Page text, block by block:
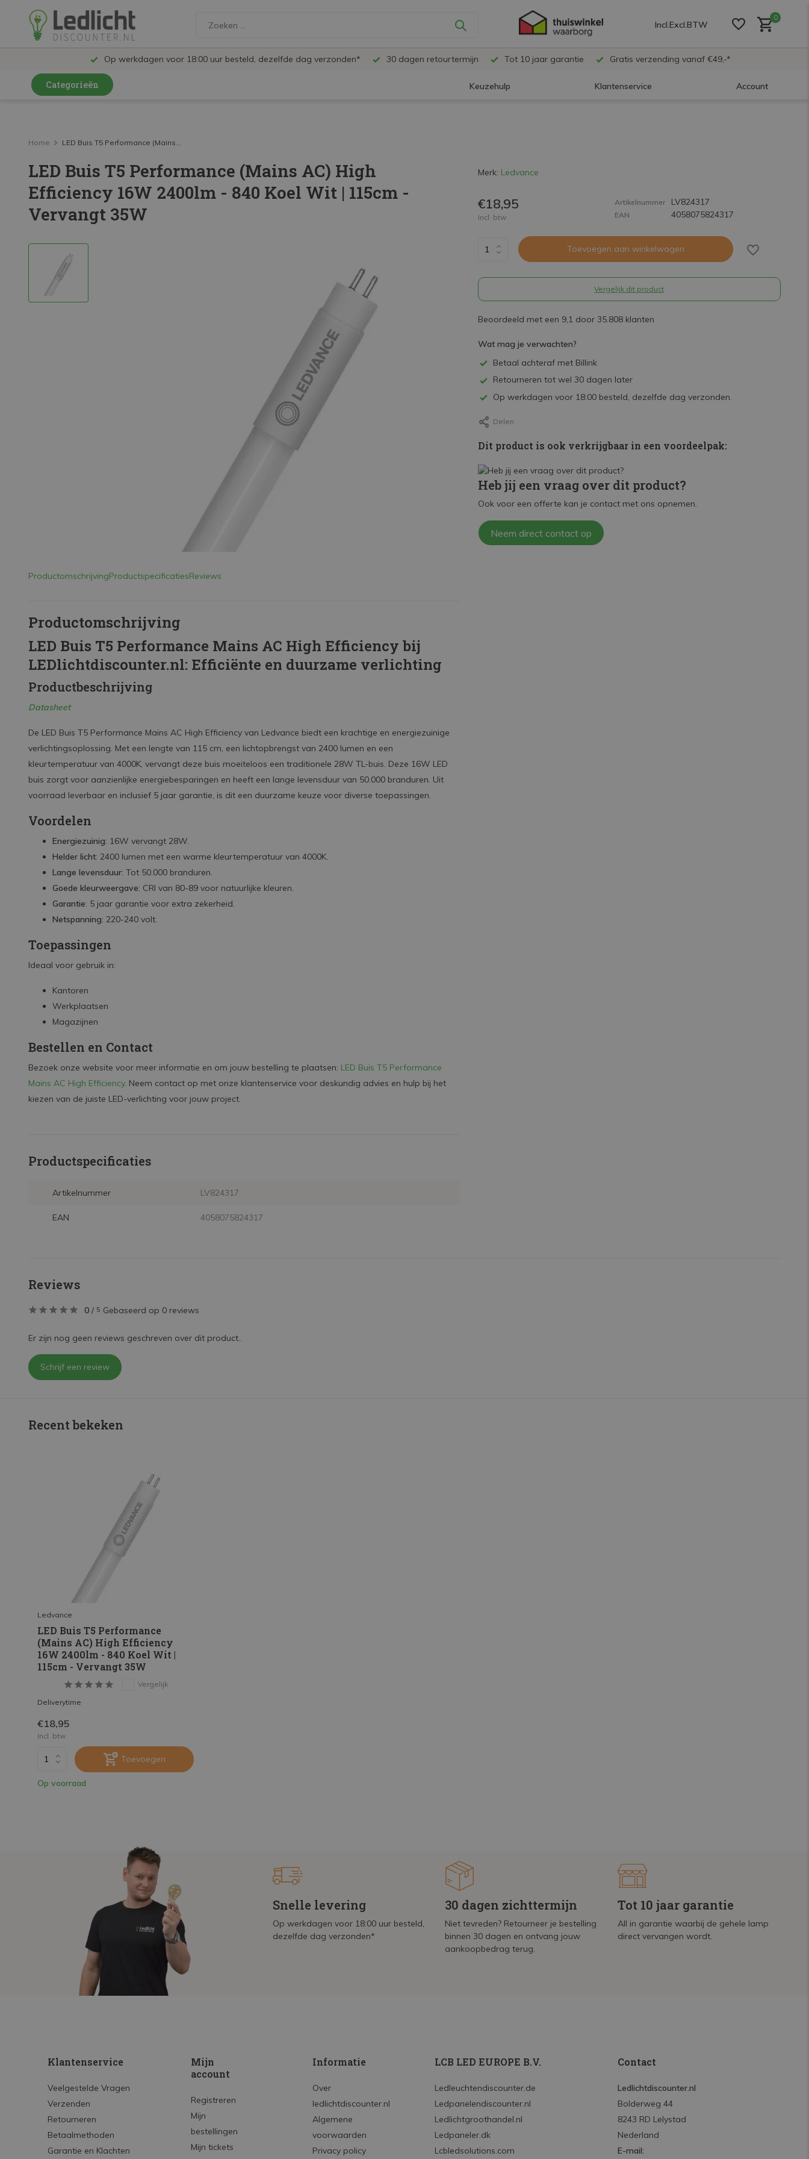
Incl.Excl.BTW
0
Op werkdagen voor 18:00 uur besteld, dezelfde dag verzonden* 30 dagen retourtermijn Tot 10 jaar garantie Gratis verzending vanaf €49,-*
Categorieën Keuzehulp Klantenservice Account
LED Railspots
LED Panelen
LED TL
LED Plafondlampen en Wandlampen
LED High Bay lampen
LED Strips
Home LED Buis T5 Performance (Mains...
LED Buis T5 Performance (Mains AC) High
Efficiency 16W 2400lm - 840 Koel Wit | 115cm -
Vervangt 35W
ProductomschrijvingProductspecificatiesReviews
Productomschrijving
LED Buis T5 Performance Mains AC High Efficiency bij
LEDlichtdiscounter.nl: Efficiënte en duurzame verlichting
Productbeschrijving
Datasheet
De LED Buis T5 Performance Mains AC High Efficiency van Ledvance biedt een krachtige en energiezuinige
verlichtingsoplossing. Met een lengte van 115 cm, een lichtopbrengst van 2400 lumen en een
kleurtemperatuur van 4000K, vervangt deze buis moeiteloos een traditionele 28W TL-buis. Deze 16W LED
buis zorgt voor aanzienlijke energiebesparingen en heeft een lange levensduur van 50.000 branduren. Uit
voorraad leverbaar en inclusief 5 jaar garantie, is dit een duurzame keuze voor diverse toepassingen.
Voordelen
Energiezuinig: 16W vervangt 28W.
Helder licht: 2400 lumen met een warme kleurtemperatuur van 4000K.
Lange levensduur: Tot 50.000 branduren.
Goede kleurweergave: CRI van 80-89 voor natuurlijke kleuren.
Garantie: 5 jaar garantie voor extra zekerheid.
Netspanning: 220-240 volt.
Toepassingen
Ideaal voor gebruik in:
Kantoren
Werkplaatsen
Magazijnen
Bestellen en Contact
Bezoek onze website voor meer informatie en om jouw bestelling te plaatsen: LED Buis T5 Performance
Mains AC High Efficiency. Neem contact op met onze klantenservice voor deskundig advies en hulp bij het
kiezen van de juiste LED-verlichting voor jouw project.
Productspecificaties
Artikelnummer LV824317
EAN 4058075824317
Merk: Ledvance
€18,95
Incl. btw
Artikelnummer LV824317
EAN 4058075824317
Toevoegen aan winkelwagen
Vergelijk dit product
Beoordeeld met een 9,1 door 35.808 klanten
Wat mag je verwachten?
Betaal achteraf met Billink
Retourneren tot wel 30 dagen later
Op werkdagen voor 18:00 besteld, dezelfde dag verzonden.
Delen
Dit product is ook verkrijgbaar in een voordeelpak:
Heb jij een vraag over dit product?
Ook voor een offerte kan je contact met ons opnemen.
Neem direct contact op
Reviews
0 / 5 Gebaseerd op 0 reviews
Er zijn nog geen reviews geschreven over dit product..
Schrijf een review
Recent bekeken
Ledvance
LED Buis T5 Performance
(Mains AC) High Efficiency
16W 2400lm - 840 Koel Wit |
115cm - Vervangt 35W
Vergelijk
Deliverytime
€18,95
Incl. btw
Toevoegen
Op voorraad
Snelle levering
Op werkdagen voor 18:00 uur besteld,
dezelfde dag verzonden*
30 dagen zichttermijn
Niet tevreden? Retourneer je bestelling
binnen 30 dagen en ontvang jouw
aankoopbedrag terug.
Tot 10 jaar garantie
All in garantie waarbij de gehele lamp
direct vervangen wordt.
Klantenservice
Veelgestelde Vragen
Verzenden
Retourneren
Betaalmethoden
Garantie en Klachten
Mijn
account
Registreren
Mijn
bestellingen
Mijn tickets
Informatie
Over
ledlichtdiscounter.nl
Algemene
voorwaarden
Privacy policy
LCB LED EUROPE B.V.
Ledleuchtendiscounter.de
Ledpanelendiscounter.nl
Ledlichtgroothandel.nl
Ledpaneler.dk
Lcbledsolutions.com
Contact
Ledlichtdiscounter.nl
Bolderweg 44
8243 RD Lelystad
Nederland
E-mail: